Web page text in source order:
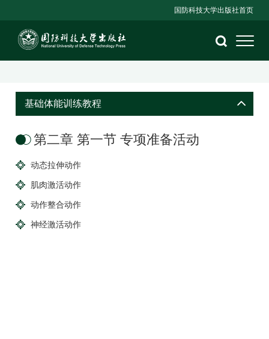
国防科技大学出版社首页
基础体能训练教程
第二章 第一节 专项准备活动
动态拉伸动作
肌肉激活动作
动作整合动作
神经激活动作